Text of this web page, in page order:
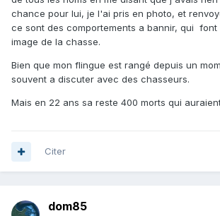
chance pour lui, je l'ai pris en photo, et
ce sont des comportements a bannir, qui
image de la chasse.
Bien que mon flingue est rangé depuis un
souvent a discuter avec des chasseurs.
Mais en 22 ans sa reste 400 morts qui
Citer
dom85